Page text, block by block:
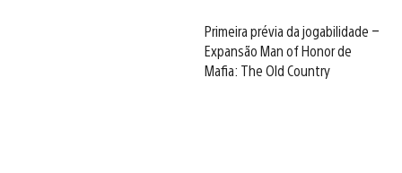
Primeira prévia da jogabilidade –
Expansão Man of Honor de
Mafia: The Old Country